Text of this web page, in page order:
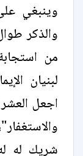
وينبغي
والذكر
من
لبنيان
اجعل
شريك له